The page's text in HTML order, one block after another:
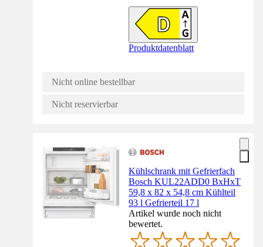
Produktdatenblatt
Nicht online bestellbar
Nicht reservierbar
Kühlschrank mit Gefrierfach
Bosch KUL22ADD0 BxHxT
59,8 x 82 x 54,8 cm Kühlteil
93 l Gefrierteil 17 l
Artikel wurde noch nicht
bewertet.